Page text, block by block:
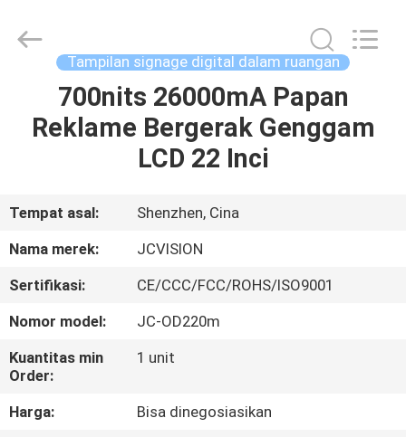
RUMAH
TENTANG
KITA
WISATA
PABRIK
KONTROL
KUALITAS
Interactive
Technology
Tampilan signage digital dalam ruangan
700nits 26000mA Papan
Reklame Bergerak Genggam
LCD 22 Inci
Tempat asal:
Shenzhen, Cina
Nama merek:
JCVISION
Sertifikasi:
CE/CCC/FCC/ROHS/ISO9001
Nomor model:
JC-OD220m
Kuantitas min
Order:
1 unit
Harga:
Bisa dinegosiasikan